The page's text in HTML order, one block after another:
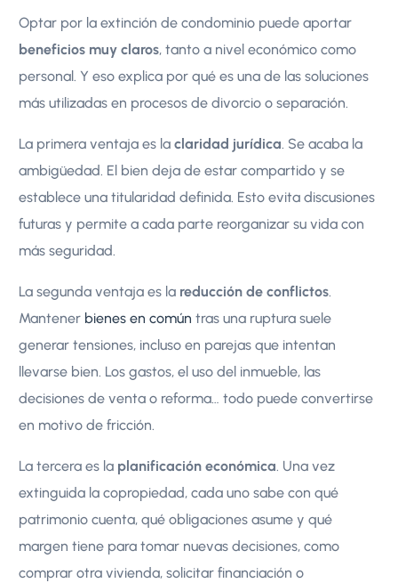
Optar por la extinción de condominio puede aportar
beneficios muy claros, tanto a nivel económico como
personal. Y eso explica por qué es una de las soluciones
más utilizadas en procesos de divorcio o separación.
La primera ventaja es laclaridad jurídica. Se acaba la
ambigüedad. El bien deja de estar compartido y se
establece una titularidad definida. Esto evita discusiones
futuras y permite a cada parte reorganizar su vida con
más seguridad.
La segunda ventaja es la reducción de conflictos.
Mantener bienes en común tras una ruptura suele
generar tensiones, incluso en parejas que intentan
llevarse bien. Los gastos, el uso del inmueble, las
decisiones de venta o reforma… todo puede convertirse
en motivo de fricción.
La tercera es la planificación económica. Una vez
extinguida la copropiedad, cada uno sabe con qué
patrimonio cuenta, qué obligaciones asume y qué
margen tiene para tomar nuevas decisiones, como
comprar otra vivienda, solicitar financiación o